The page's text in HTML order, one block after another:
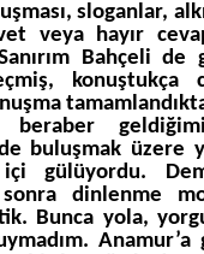
sloganlar,
veya hayır
Bahçeli de
konuştukça
beraber
buluşmak üzere
gülüyordu.
sonra dinlenme
Bunca yola,